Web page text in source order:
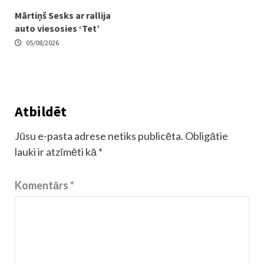
Mārtiņš Sesks ar rallija
auto viesosies ‘Tet’
05/08/2026
Atbildēt
Jūsu e-pasta adrese netiks publicēta. Obligātie
lauki ir atzīmēti kā *
Komentārs*